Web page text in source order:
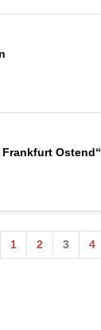
Ostend“
1 2 3 4